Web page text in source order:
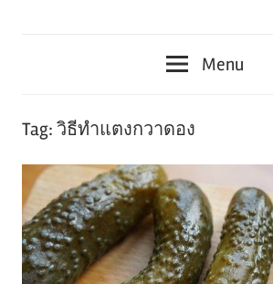
Menu
Tag: วิธีทําแตงกวาดอง